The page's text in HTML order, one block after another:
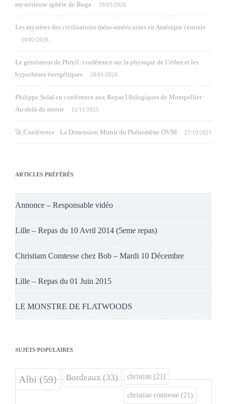
mystérieuse sphère de Buga
19/03/2026
Les mystères des civilisations méso-américaines en Amérique centrale
10/02/2026
Le générateur de Phryll: conférence sur la physique de l’éther et les
hypothèses énergétiques
28/01/2026
Philippe Solal en conférence aux Repas Ufologiques de Montpellier:
Au-delà du miroir
12/11/2025
🚀 Conférence : La Dimension Miroir du Phénomène OVNI 27/10/2025
ARTICLES PRÉFÉRÉS
Annonce – Responsable vidéo
Lille – Repas du 10 Avril 2014 (5eme repas)
Christiam Comtesse chez Bob – Mardi 10 Décembre
Lille – Repas du 01 Juin 2015
LE MONSTRE DE FLATWOODS
SUJETS POPULAIRES
Albi(59) Bordeaux(33) christian (21)
christian comtesse (21)